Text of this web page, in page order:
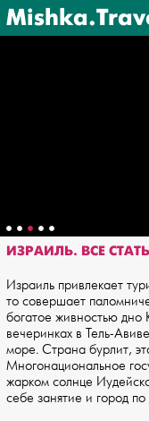
ИЗРАИЛЬ. ВСЕ
Израиль привлекает
то совершает
богатое живностью дно
вечеринках в Тель-
море. Страна бурлит,
Многонациональное
жарком солнце
себе занятие и город